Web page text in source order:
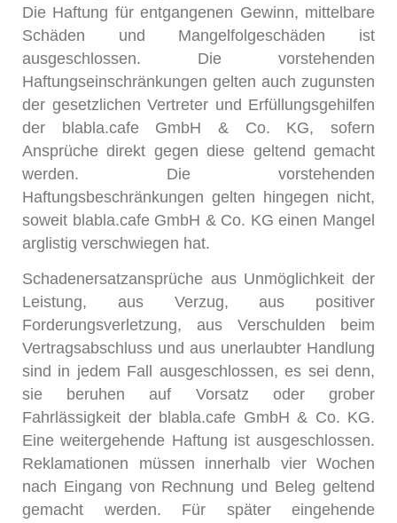
Die Haftung für entgangenen Gewinn, mittelbare
Schäden und Mangelfolgeschäden ist
ausgeschlossen. Die vorstehenden
Haftungseinschränkungen gelten auch zugunsten
der gesetzlichen Vertreter und Erfüllungsgehilfen
der blabla.cafe GmbH & Co. KG, sofern
Ansprüche direkt gegen diese geltend gemacht
werden. Die vorstehenden
Haftungsbeschränkungen gelten hingegen nicht,
soweit blabla.cafe GmbH & Co. KG einen Mangel
arglistig verschwiegen hat.
Schadenersatzansprüche aus Unmöglichkeit der
Leistung, aus Verzug, aus positiver
Forderungsverletzung, aus Verschulden beim
Vertragsabschluss und aus unerlaubter Handlung
sind in jedem Fall ausgeschlossen, es sei denn,
sie beruhen auf Vorsatz oder grober
Fahrlässigkeit der blabla.cafe GmbH & Co. KG.
Eine weitergehende Haftung ist ausgeschlossen.
Reklamationen müssen innerhalb vier Wochen
nach Eingang von Rechnung und Beleg geltend
gemacht werden. Für später eingehende